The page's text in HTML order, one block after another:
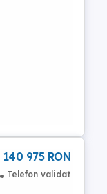
140 975 RON
Telefon validat